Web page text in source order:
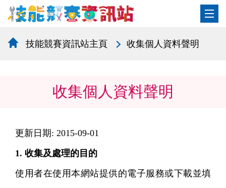
技能競賽資訊站主頁 收集個人資料聲明
收集個人資料聲明
更新日期: 2015-09-01
1. 收集及處理的目的
使用者在使用本網站提供的電子服務或下載並填